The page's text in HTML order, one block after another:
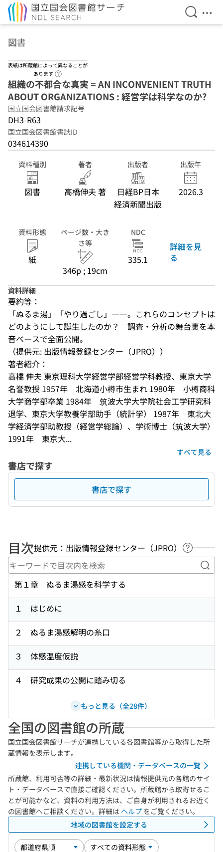
検索を
メ
図書
表紙は所蔵館によって異なることが
あります
組織の不都合な真実 = AN INCONVENIENT TRUTH
ABOUT ORGANIZATIONS : 経営学は科学なのか?
国立国会図書館請求記号
DH3-R63
国立国会図書館書誌ID
034614390
資料種別
図書
著者
高橋伸夫 著
出版者
日経BP日本
経済新聞出版
出版年
2026.3
資料形態
紙
ページ数・大き
さ等
346p ; 19cm
NDC
335.1
詳細を見
る
資料詳細
要約等：
「ぬるま湯」「やり過ごし」――。これらのコンセプトは
どのようにして誕生したのか？　調査・分析の舞台裏を本
音ベースで全面公開。
（提供元: 出版情報登録センター（JPRO））
著者紹介：
高橋 伸夫 東京理科大学経営学部経営学科教授、東京大学
名誉教授 1957年　北海道小樽市生まれ 1980年　小樽商科
大学商学部卒業 1984年　筑波大学大学院社会工学研究科
退学、東京大学教養学部助手（統計学） 1987年　東北大
学経済学部助教授（経営学総論）、学術博士（筑波大学）
1991年　東京大...
すべて見る
書店で探す
書店で探す
目次提供元：出版情報登録センター（JPRO）
ヘルプペ
キ
第１章 ぬるま湯感を科学する
１ はじめに
２ ぬるま湯感解明の糸口
３ 体感温度仮説
４ 研究成果の公開に踏み切る
もっと見る（全28件）
全国の図書館の所蔵
国立国会図書館サーチが連携している各図書館等から取得した所
蔵情報を表示します。
連携している機関・データベースの一覧
所蔵館、利用可否等の詳細・最新状況は情報提供元の各館のサイ
ト・データベースで直接ご確認ください。所蔵館から取寄せるこ
とが可能かなど、資料の利用方法は、ご自身が利用されるお近く
の図書館へご相談ください。詳細は ヘルプ をご覧ください。
地域の図書館を設定する